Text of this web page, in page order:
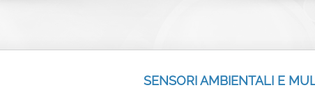
SENSORI AMBIENTALI E